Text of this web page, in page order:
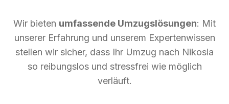
Wir bieten umfassende Umzugslösungen: Mit
unserer Erfahrung und unserem Expertenwissen
stellen wir sicher, dass Ihr Umzug nach Nikosia
so reibungslos und stressfrei wie möglich
verläuft.